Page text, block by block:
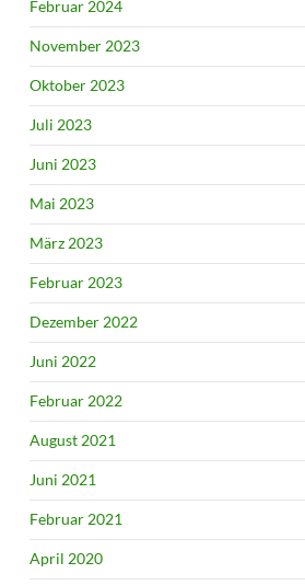
Februar 2024
November 2023
Oktober 2023
Juli 2023
Juni 2023
Mai 2023
März 2023
Februar 2023
Dezember 2022
Juni 2022
Februar 2022
August 2021
Juni 2021
Februar 2021
April 2020